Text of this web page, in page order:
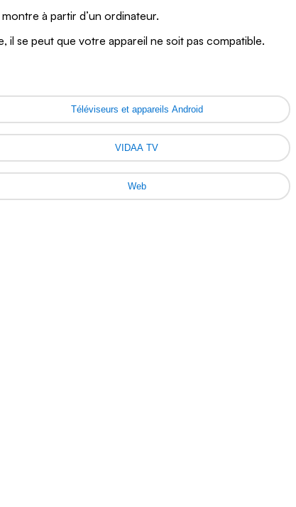
Nunavut
du-
Édouard
Saskatchewan
à partir d’un ordinateur.
il se peut que votre appareil ne soit pas compatible.
Téléviseurs et appareils Android
VIDAA TV
Web